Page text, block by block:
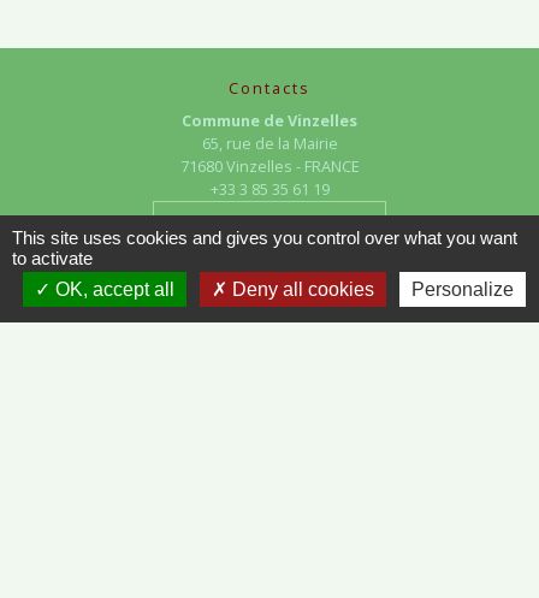
Contacts
Commune de Vinzelles
65, rue de la Mairie
71680 Vinzelles - FRANCE
+33 3 85 35 61 19
Contact par formulaire
This site uses cookies and gives you control over what you want
to activate
OK, accept all
Deny all cookies Personalize